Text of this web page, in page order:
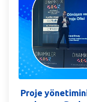
Proje